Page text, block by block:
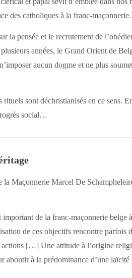
des catholiques à la franc-maçonnerie.
la pensée et le recrutement de
années, le Grand Orient de
aucun dogme et ne plus
rituels sont déchristianisés en ce sens.
social…
la Maçonnerie Marcel De
important de la franc-maçonnerie
de ces objectifs rencontre parfois
actions […] Une attitude à l’origine
aboutir à la prédominance d’une